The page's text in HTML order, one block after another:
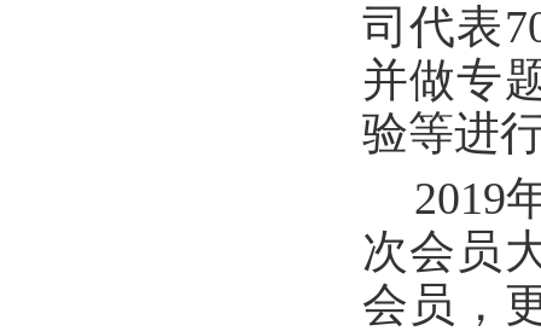
司代表
并做专
验等进
2019
次会员
会员，